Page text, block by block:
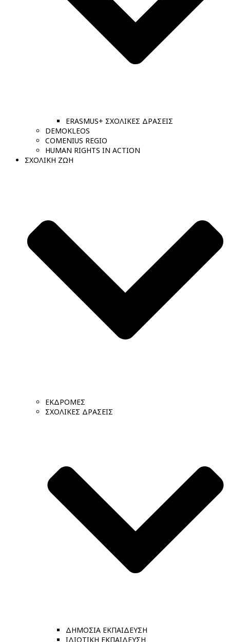
ERASMUS+ ΣΧΟΛΙΚΕΣ ΔΡΑΣΕΙΣ
DEMOKLEOS
COMENIUS REGIO
HUMAN RIGHTS IN ACTION
ΣΧΟΛΙΚΗ ΖΩΗ
ΕΚΔΡΟΜΕΣ
ΣΧΟΛΙΚΕΣ ΔΡΑΣΕΙΣ
ΔΗΜΟΣΙΑ ΕΚΠΑΙΔΕΥΣΗ
ΙΔΙΩΤΙΚΗ ΕΚΠΑΙΔΕΥΣΗ